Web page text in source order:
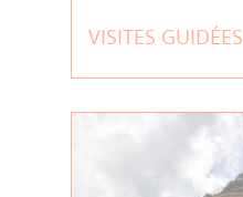
VISITES GUIDÉES